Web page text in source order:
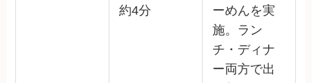
約4分
ーめんを実
施。ラン
チ・ディナ
ー両方で出